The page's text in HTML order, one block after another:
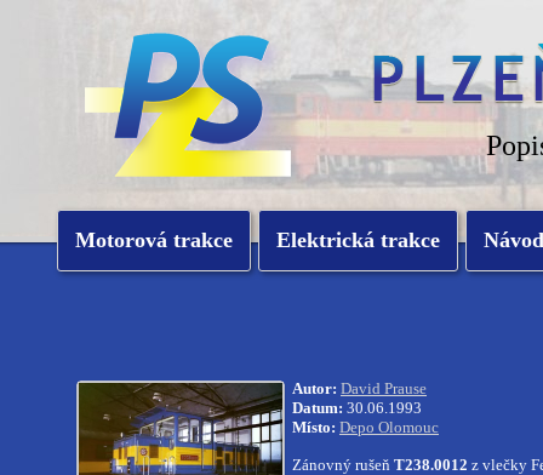
Motorová trakce Elektrická trakce
Autor: David Prause
Datum: 30.06.1993
Místo: Depo Olomouc
Zánovný rušeň T238.0012 z vlečky